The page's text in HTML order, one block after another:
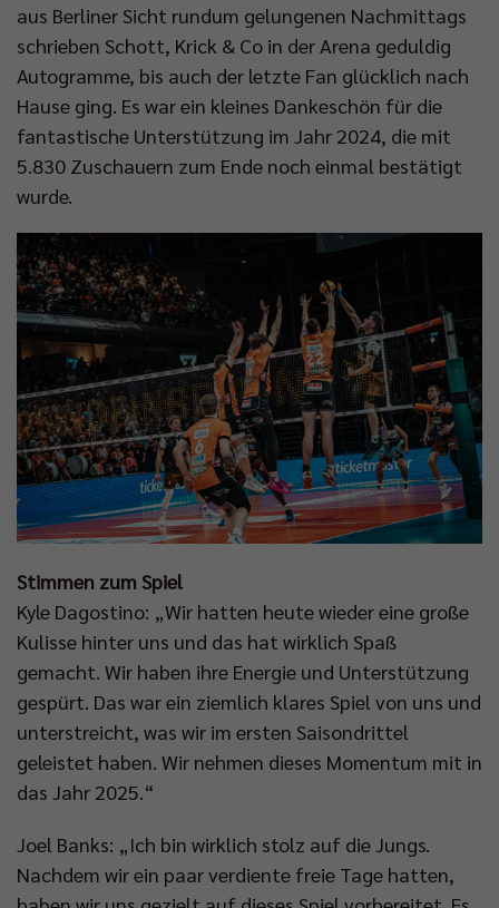
aus Berliner Sicht rundum gelungenen Nachmittags
schrieben Schott, Krick & Co in der Arena geduldig
Autogramme, bis auch der letzte Fan glücklich nach
Hause ging. Es war ein kleines Dankeschön für die
fantastische Unterstützung im Jahr 2024, die mit
5.830 Zuschauern zum Ende noch einmal bestätigt
wurde.
Stimmen zum Spiel
Kyle Dagostino: „Wir hatten heute wieder eine große
Kulisse hinter uns und das hat wirklich Spaß
gemacht. Wir haben ihre Energie und Unterstützung
gespürt. Das war ein ziemlich klares Spiel von uns und
unterstreicht, was wir im ersten Saisondrittel
geleistet haben. Wir nehmen dieses Momentum mit in
das Jahr 2025.“
Joel Banks: „Ich bin wirklich stolz auf die Jungs.
Nachdem wir ein paar verdiente freie Tage hatten,